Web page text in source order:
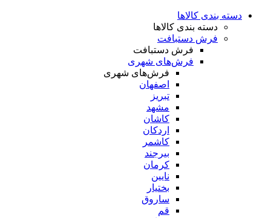
دسته بندی کالاها
دسته بندی کالاها
فرش دستبافت
فرش دستبافت
فرش‌های شهری
فرش‌های شهری
اصفهان
تبریز
مشهد
کاشان
اردکان
کاشمر
بیرجند
کرمان
نایین
بختیار
ساروق
قم